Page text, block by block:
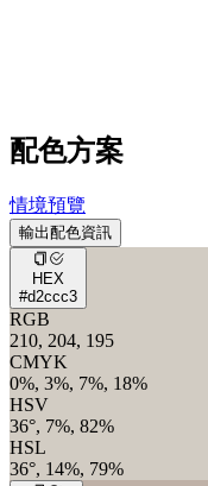
配色方案
情境預覽
輸出配色資訊
HEX
#d2ccc3
RGB
210, 204, 195
CMYK
0%, 3%, 7%, 18%
HSV
36°, 7%, 82%
HSL
36°, 14%, 79%